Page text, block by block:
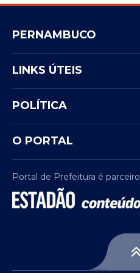
PERNAMBUCO
LINKS ÚTEIS
POLÍTICA
O PORTAL
Portal de Prefeitura é parceiro